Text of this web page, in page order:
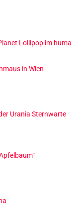
Lollipop im huma
in Wien
Urania Sternwarte